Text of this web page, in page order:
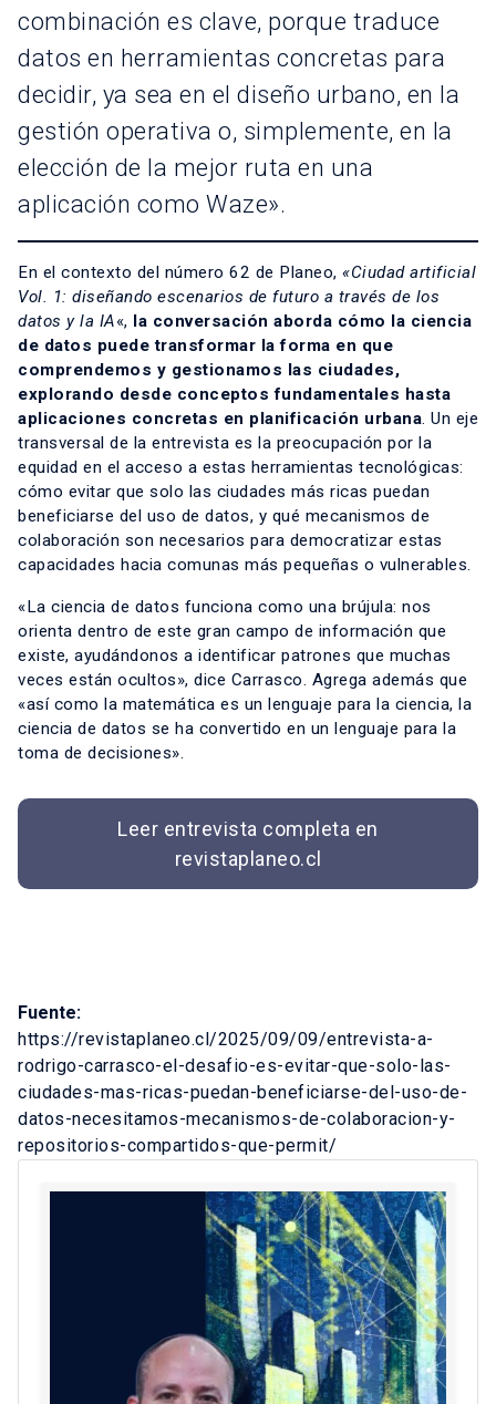
combinación es clave, porque traduce
datos en herramientas concretas para
decidir, ya sea en el diseño urbano, en la
gestión operativa o, simplemente, en la
elección de la mejor ruta en una
aplicación como Waze».
En el contexto del número 62 de Planeo, «Ciudad artificial
Vol. 1: diseñando escenarios de futuro a través de los
datos y la IA«, la conversación aborda cómo la ciencia
de datos puede transformar la forma en que
comprendemos y gestionamos las ciudades,
explorando desde conceptos fundamentales hasta
aplicaciones concretas en planificación urbana. Un eje
transversal de la entrevista es la preocupación por la
equidad en el acceso a estas herramientas tecnológicas:
cómo evitar que solo las ciudades más ricas puedan
beneficiarse del uso de datos, y qué mecanismos de
colaboración son necesarios para democratizar estas
capacidades hacia comunas más pequeñas o vulnerables.
«La ciencia de datos funciona como una brújula: nos
orienta dentro de este gran campo de información que
existe, ayudándonos a identificar patrones que muchas
veces están ocultos», dice Carrasco. Agrega además que
«así como la matemática es un lenguaje para la ciencia, la
ciencia de datos se ha convertido en un lenguaje para la
toma de decisiones».
Leer entrevista completa en
revistaplaneo.cl
Fuente:
https://revistaplaneo.cl/2025/09/09/entrevista-a-
rodrigo-carrasco-el-desafio-es-evitar-que-solo-las-
ciudades-mas-ricas-puedan-beneficiarse-del-uso-de-
datos-necesitamos-mecanismos-de-colaboracion-y-
repositorios-compartidos-que-permit/